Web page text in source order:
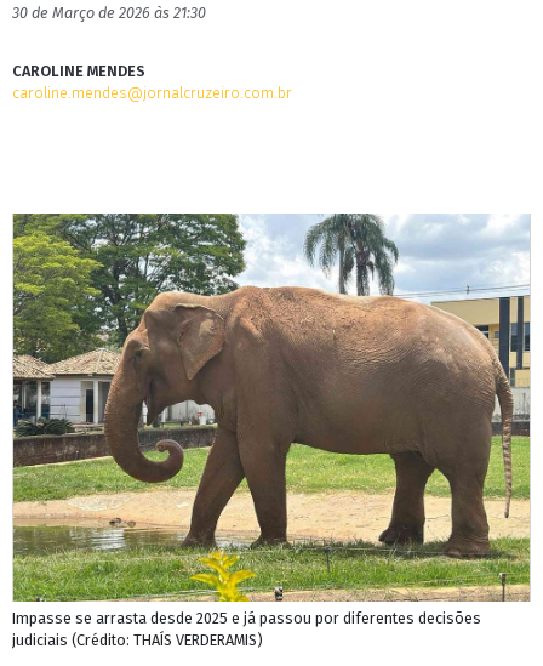
30 de Março de 2026 às 21:30
CAROLINE MENDES
caroline.mendes@jornalcruzeiro.com.br
Impasse se arrasta desde 2025 e já passou por diferentes decisões
judiciais (Crédito: THAÍS VERDERAMIS)